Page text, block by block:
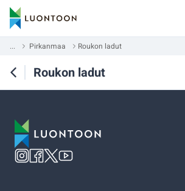
... Pirkanmaa Roukon ladut
Roukon ladut